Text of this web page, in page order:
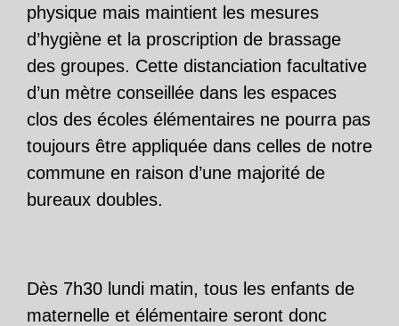
physique mais maintient les mesures
d’hygiène et la proscription de brassage
des groupes. Cette distanciation facultative
d’un mètre conseillée dans les espaces
clos des écoles élémentaires ne pourra pas
toujours être appliquée dans celles de notre
commune en raison d’une majorité de
bureaux doubles.
Dès 7h30 lundi matin, tous les enfants de
maternelle et élémentaire seront donc